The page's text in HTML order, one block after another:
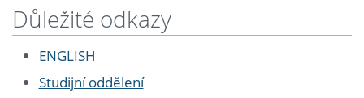
Důležité odkazy
ENGLISH
Studijní oddělení